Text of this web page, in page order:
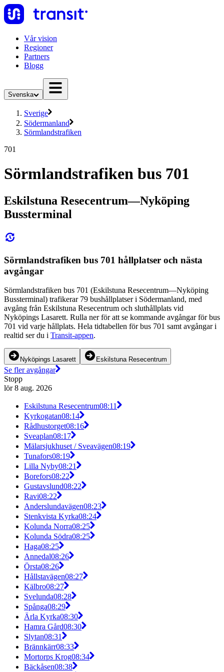
Vår vision
Regioner
Partners
Blogg
Svenska
Sverige
Södermanland
Sörmlandstrafiken
701
Sörmlandstrafiken bus 701
Eskilstuna Resecentrum—Nyköping
Bussterminal
Sörmlandstrafiken bus 701 hållplatser och nästa
avgångar
Sörmlandstrafiken bus 701 (Eskilstuna Resecentrum—Nyköping
Bussterminal) trafikerar 79 bushållplatser i Södermanland, med
avgång från Eskilstuna Resecentrum och sluthållplats vid
Nyköpings Lasarett. Rulla ner för att se kommande avgångar för bus
701 vid varje hållplats. Hela tidtabellen för bus 701 samt avgångar i
realtid ser du i Transit-appen.
Nyköpings Lasarett Eskilstuna Resecentrum
Se fler avgångar
Stopp
lör 8 aug. 2026
Eskilstuna Resecentrum08:11
Kyrkogatan08:14
Rådhustorget08:16
Sveaplan08:17
Mälarsjukhuset / Sveavägen08:19
Tunafors08:19
Lilla Nyby08:21
Borefors08:22
Gustavslund08:22
Ravi08:22
Anderslundavägen08:23
Stenkvista Kyrka08:24
Kolunda Norra08:25
Kolunda Södra08:25
Haga08:25
Annedal08:26
Örsta08:26
Hållstavägen08:27
Kälbro08:27
Svelunda08:28
Spånga08:29
Ärla Kyrka08:30
Hamra Gård08:30
Slytan08:31
Brännkärr08:33
Mortorps Krog08:34
Bäckåsen08:38